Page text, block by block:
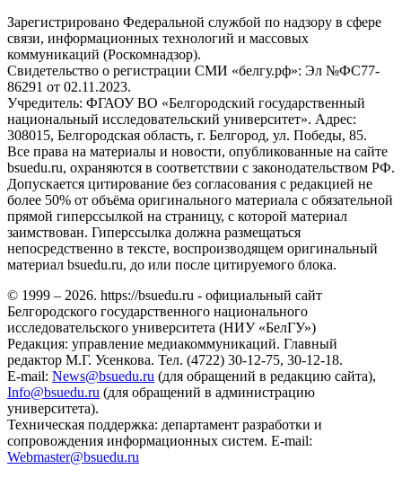
Зарегистрировано Федеральной службой по надзору в сфере
связи, информационных технологий и массовых
коммуникаций (Роскомнадзор).
Свидетельство о регистрации СМИ «белгу.рф»: Эл №ФС77-
86291 от 02.11.2023.
Учредитель: ФГАОУ ВО «Белгородский государственный
национальный исследовательский университет». Адрес:
308015, Белгородская область, г. Белгород, ул. Победы, 85.
Все права на материалы и новости, опубликованные на сайте
bsuedu.ru, охраняются в соответствии с законодательством РФ.
Допускается цитирование без согласования с редакцией не
более 50% от объёма оригинального материала с обязательной
прямой гиперссылкой на страницу, с которой материал
заимствован. Гиперссылка должна размещаться
непосредственно в тексте, воспроизводящем оригинальный
материал bsuedu.ru, до или после цитируемого блока.
© 1999 – 2026. https://bsuedu.ru - официальный сайт
Белгородского государственного национального
исследовательского университета (НИУ «БелГУ»)
Редакция: управление медиакоммуникаций. Главный
редактор М.Г. Усенкова. Тел. (4722) 30-12-75, 30-12-18.
E-mail: News@bsuedu.ru (для обращений в редакцию сайта),
Info@bsuedu.ru (для обращений в администрацию
университета).
Техническая поддержка: департамент разработки и
сопровождения информационных систем. E-mail:
Webmaster@bsuedu.ru